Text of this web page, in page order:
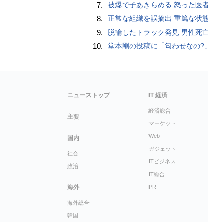
7. 被爆で子あきらめる 怒った医
8. 正常な組織を誤摘出 重篤な状
9. 脱輪したトラック発見 男性死
10. 堂本剛の投稿に「匂わせなの?」
ニューストップ
主要
国内
社会
政治
海外
海外総合
韓国
IT 経済
経済総合
マーケット
Web
ガジェット
ITビジネス
IT総合
PR